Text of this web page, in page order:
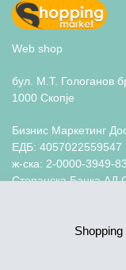
Web shop
бул. М.Т. Гологанов
1000 Скопје
Бизнис Маркетинг
ЕДБ: 4057022559547
ж-ска: 2-0000-3949-
Стопанска Банка АД